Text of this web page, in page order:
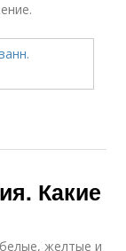
Какие
желтые и